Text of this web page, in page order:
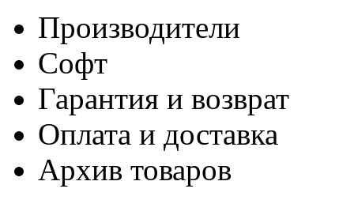
Производители
Софт
Гарантия и возврат
Оплата и доставка
Архив товаров